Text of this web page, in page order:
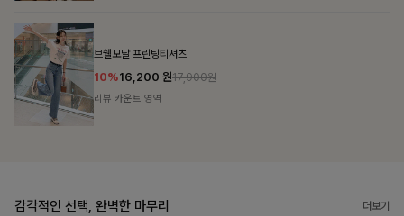
감각적인 선택, 완벽한 마무리 더보기